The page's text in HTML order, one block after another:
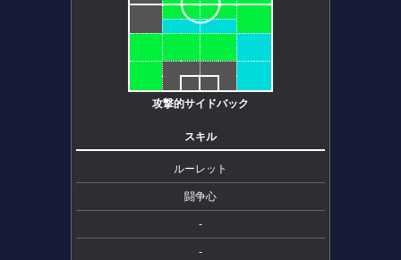
攻撃的サイドバック
スキル
ルーレット
闘争心
-
-